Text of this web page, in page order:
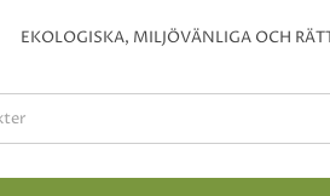
EKOLOGISKA, MILJÖVÄNLIGA OCH